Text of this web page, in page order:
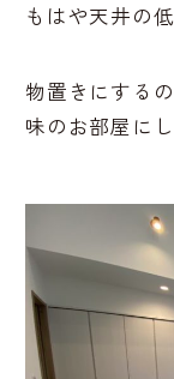
もはや天井の
物置きにする
味のお部屋に